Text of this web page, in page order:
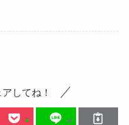
してね！